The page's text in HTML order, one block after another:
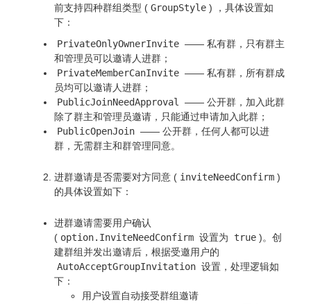
前支持四种群组类型 ( GroupStyle ) ，具体设置如
下：
PrivateOnlyOwnerInvite —— 私有群，只有群主
和管理员可以邀请人进群；
PrivateMemberCanInvite —— 私有群，所有群成
员均可以邀请人进群；
PublicJoinNeedApproval —— 公开群，加入此群
除了群主和管理员邀请，只能通过申请加入此群；
PublicOpenJoin —— 公开群，任何人都可以进
群，无需群主和群管理同意。
进群邀请是否需要对方同意 ( inviteNeedConfirm )
的具体设置如下：
进群邀请需要用户确认
( option.InviteNeedConfirm 设置为 true )。创
建群组并发出邀请后，根据受邀用户的
AutoAcceptGroupInvitation 设置，处理逻辑如
下：
用户设置自动接受群组邀请